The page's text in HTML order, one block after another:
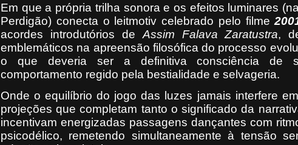
Em que a própria trilha sonora e os efeitos luminares
Perdigão) conecta o leitmotiv celebrado pelo filme
acordes introdutórios de Assim Falava Zaratustra,
emblemáticos na apreensão filosófica do processo
o que deveria ser a definitiva consciência de
comportamento regido pela bestialidade e selvageria.
Onde o equilíbrio do jogo das luzes jamais interfere
projeções que completam tanto o significado da
incentivam energizadas passagens dançantes com
psicodélico, remetendo simultaneamente à tensão